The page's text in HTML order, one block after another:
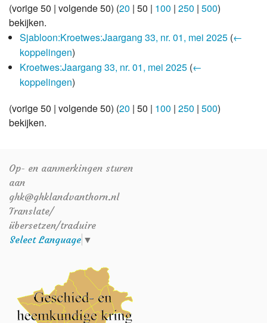
(vorige 50 | volgende 50) (20 | 50 | 100 | 250 | 500)
bekijken.
Sjabloon:Kroetwes:Jaargang 33, nr. 01, mei 2025 (←
koppelingen)
Kroetwes:Jaargang 33, nr. 01, mei 2025 (←
koppelingen)
(vorige 50 | volgende 50) (20 | 50 | 100 | 250 | 500)
bekijken.
Op- en aanmerkingen sturen
aan
ghk@ghklandvanthorn.nl
Translate/
übersetzen/traduire
Select Language ▼